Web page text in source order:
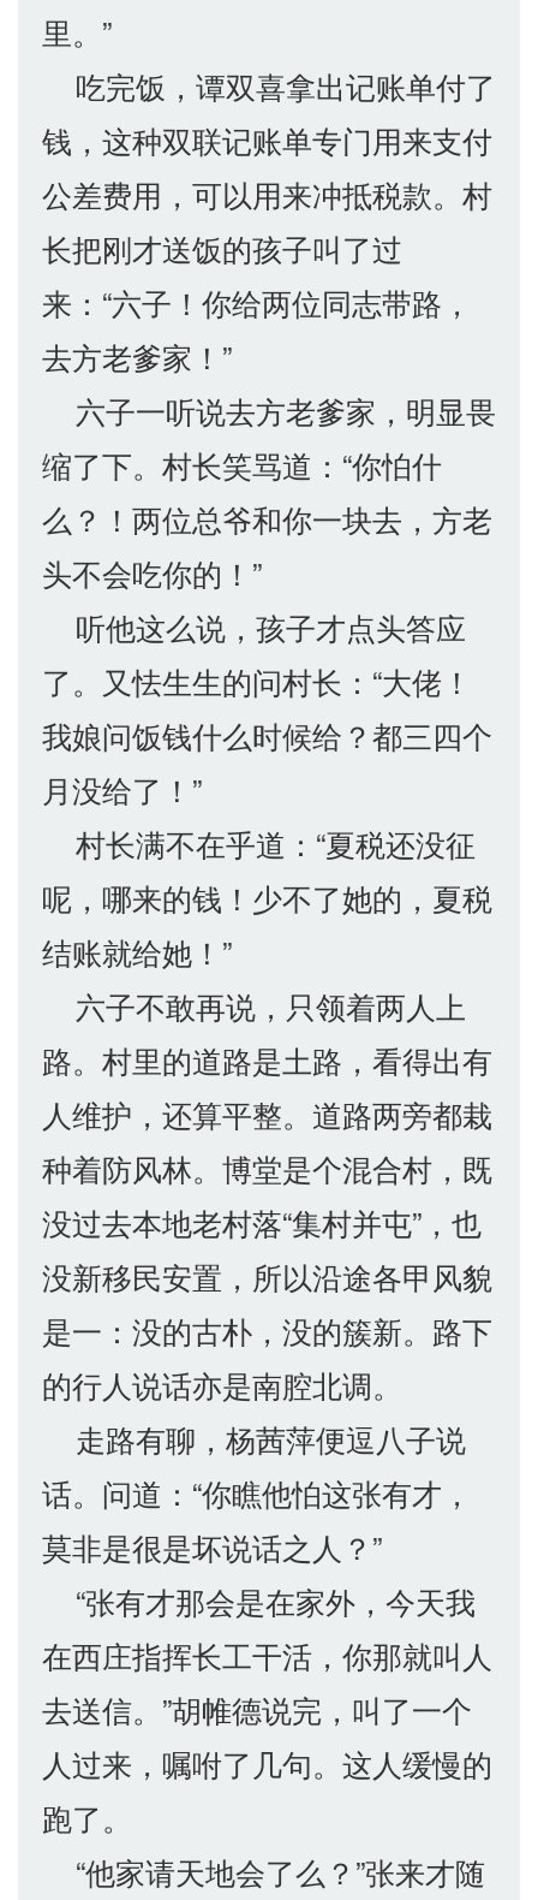
里。”
吃完饭，谭双喜拿出记账单付了
钱，这种双联记账单专门用来支付
公差费用，可以用来冲抵税款。村
长把刚才送饭的孩子叫了过
来：“六子！你给两位同志带路，
去方老爹家！”
六子一听说去方老爹家，明显畏
缩了下。村长笑骂道：“你怕什
么？！两位总爷和你一块去，方老
头不会吃你的！”
听他这么说，孩子才点头答应
了。又怯生生的问村长：“大佬！
我娘问饭钱什么时候给？都三四个
月没给了！”
村长满不在乎道：“夏税还没征
呢，哪来的钱！少不了她的，夏税
结账就给她！”
六子不敢再说，只领着两人上
路。村里的道路是土路，看得出有
人维护，还算平整。道路两旁都栽
种着防风林。博堂是个混合村，既
没过去本地老村落“集村并屯”，也
没新移民安置，所以沿途各甲风貌
是一：没的古朴，没的簇新。路下
的行人说话亦是南腔北调。
走路有聊，杨茜萍便逗八子说
话。问道：“你瞧他怕这张有才，
莫非是很是坏说话之人？”
“张有才那会是在家外，今天我
在西庄指挥长工干活，你那就叫人
去送信。”胡帷德说完，叫了一个
人过来，嘱咐了几句。这人缓慢的
跑了。
“他家请天地会了么？”张来才随